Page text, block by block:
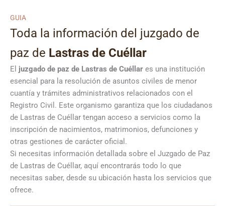
GUIA
Toda la información del juzgado de
paz de Lastras de Cuéllar
El juzgado de paz de Lastras de Cuéllar es una institución
esencial para la resolución de asuntos civiles de menor
cuantía y trámites administrativos relacionados con el
Registro Civil. Este organismo garantiza que los ciudadanos
de Lastras de Cuéllar tengan acceso a servicios como la
inscripción de nacimientos, matrimonios, defunciones y
otras gestiones de carácter oficial.
Si necesitas información detallada sobre el Juzgado de Paz
de Lastras de Cuéllar, aquí encontrarás todo lo que
necesitas saber, desde su ubicación hasta los servicios que
ofrece.